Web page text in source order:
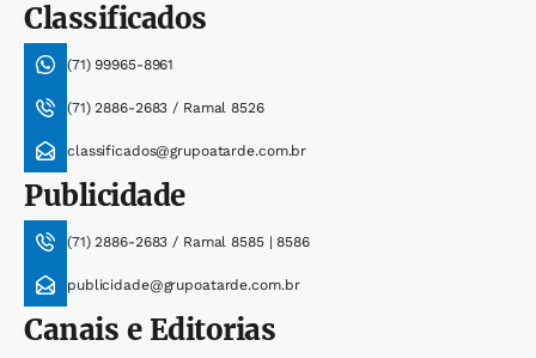
Classificados
(71) 99965-8961
(71) 2886-2683 / Ramal 8526
classificados@grupoatarde.com.br
Publicidade
(71) 2886-2683 / Ramal 8585 | 8586
publicidade@grupoatarde.com.br
Canais e Editorias